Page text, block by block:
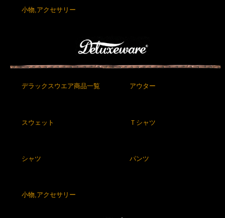
小物,アクセサリー
デラックスウエア商品一覧 アウター
スウェット Ｔシャツ
シャツ パンツ
小物,アクセサリー